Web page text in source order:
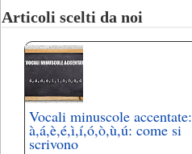
Articoli scelti da noi
Vocali minuscole accentate:
à,á,è,é,ì,í,ó,ò,ù,ú: come si
scrivono